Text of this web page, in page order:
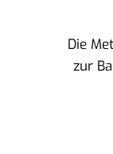
Die
zur